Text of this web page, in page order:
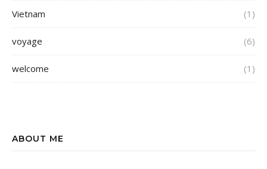
Vietnam (1)
voyage (6)
welcome (1)
ABOUT ME